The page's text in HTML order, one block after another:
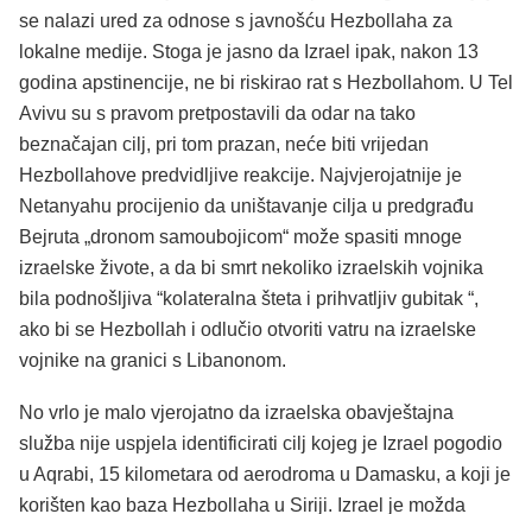
se nalazi ured za odnose s javnošću Hezbollaha za
lokalne medije. Stoga je jasno da Izrael ipak, nakon 13
godina apstinencije, ne bi riskirao rat s Hezbollahom. U Tel
Avivu su s pravom pretpostavili da odar na tako
beznačajan cilj, pri tom prazan, neće biti vrijedan
Hezbollahove predvidljive reakcije. Najvjerojatnije je
Netanyahu procijenio da uništavanje cilja u predgrađu
Bejruta „dronom samoubojicom“ može spasiti mnoge
izraelske živote, a da bi smrt nekoliko izraelskih vojnika
bila podnošljiva “kolateralna šteta i prihvatljiv gubitak “,
ako bi se Hezbollah i odlučio otvoriti vatru na izraelske
vojnike na granici s Libanonom.
No vrlo je malo vjerojatno da izraelska obavještajna
služba nije uspjela identificirati cilj kojeg je Izrael pogodio
u Aqrabi, 15 kilometara od aerodroma u Damasku, a koji je
korišten kao baza Hezbollaha u Siriji. Izrael je možda